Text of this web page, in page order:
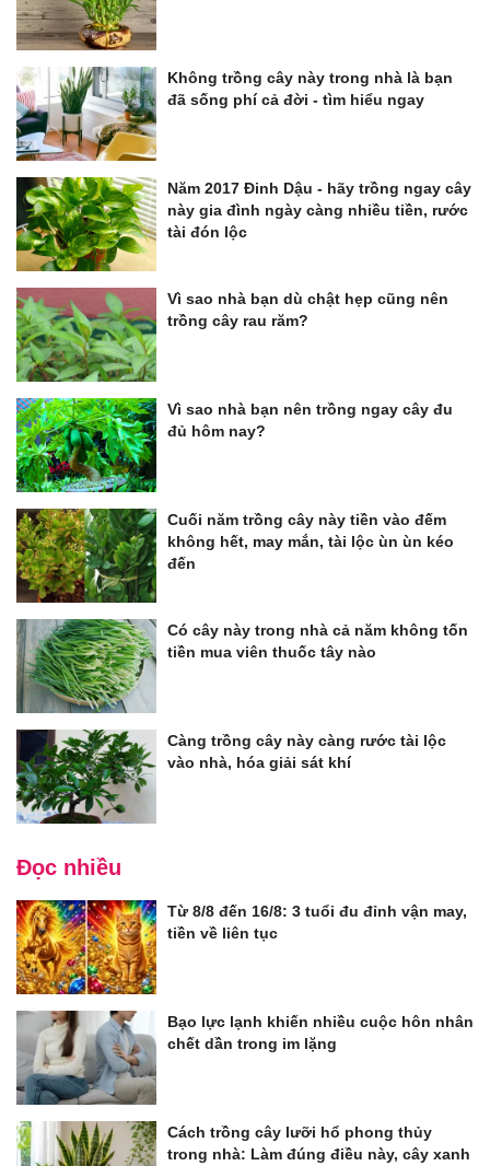
Không trồng cây này trong nhà là bạn
đã sống phí cả đời - tìm hiểu ngay
Năm 2017 Đinh Dậu - hãy trồng ngay cây
này gia đình ngày càng nhiều tiền, rước
tài đón lộc
Vì sao nhà bạn dù chật hẹp cũng nên
trồng cây rau răm?
Vì sao nhà bạn nên trồng ngay cây đu
đủ hôm nay?
Cuối năm trồng cây này tiền vào đếm
không hết, may mắn, tài lộc ùn ùn kéo
đến
Có cây này trong nhà cả năm không tốn
tiền mua viên thuốc tây nào
Càng trồng cây này càng rước tài lộc
vào nhà, hóa giải sát khí
Đọc nhiều
Từ 8/8 đến 16/8: 3 tuổi đu đỉnh vận may,
tiền về liên tục
Bạo lực lạnh khiến nhiều cuộc hôn nhân
chết dần trong im lặng
Cách trồng cây lưỡi hổ phong thủy
trong nhà: Làm đúng điều này, cây xanh